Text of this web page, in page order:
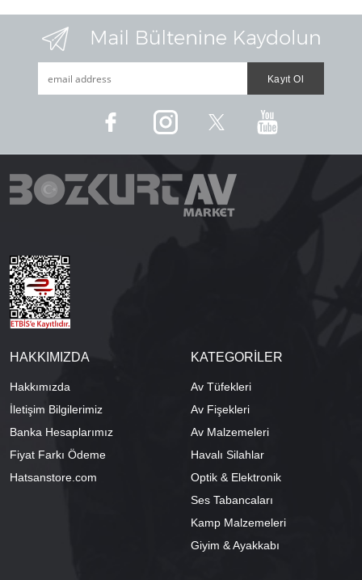
HAKKIMIZDA
Hakkımızda
İletişim Bilgilerimiz
Banka Hesaplarımız
Fiyat Farkı Ödeme
Hatsanstore.com
KATEGORİLER
Av Tüfekleri
Av Fişekleri
Av Malzemeleri
Havalı Silahlar
Optik & Elektronik
Ses Tabancaları
Kamp Malzemeleri
Giyim & Ayakkabı